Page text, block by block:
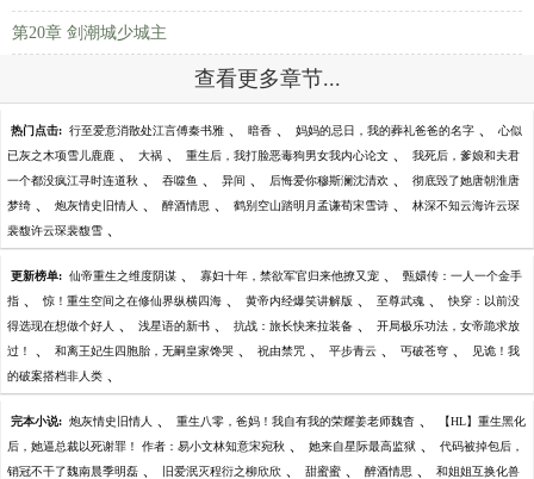
第20章 剑潮城少城主
查看更多章节...
热门点击: 行至爱意消散处江言傅秦书雅 、 暗香 、 妈妈的忌日，我的葬礼爸爸的名字 、 心似
已灰之木项雪儿鹿鹿 、 大祸 、 重生后，我打脸恶毒狗男女我内心论文 、 我死后，爹娘和夫君
一个都没疯江寻时连道秋 、 吞噬鱼 、 异间 、 后悔爱你穆斯澜沈清欢 、 彻底毁了她唐朝淮唐
梦绮 、 炮灰情史旧情人 、 醉酒情思 、 鹤别空山踏明月孟谦荀宋雪诗 、 林深不知云海许云琛
裴馥许云琛裴馥雪 、
更新榜单: 仙帝重生之维度阴谋 、 寡妇十年，禁欲军官归来他撩又宠 、 甄嬛传：一人一个金手
指 、 惊！重生空间之在修仙界纵横四海 、 黄帝内经爆笑讲解版 、 至尊武魂 、 快穿：以前没
得选现在想做个好人 、 浅星语的新书 、 抗战：旅长快来拉装备 、 开局极乐功法，女帝跪求放
过！ 、 和离王妃生四胞胎，无嗣皇家馋哭 、 祝由禁咒 、 平步青云 、 丐破苍穹 、 见诡！我
的破案搭档非人类 、
完本小说: 炮灰情史旧情人 、 重生八零，爸妈！我自有我的荣耀姜老师魏杳 、 【HL】重生黑化
后，她逼总裁以死谢罪！ 作者：易小文林知意宋宛秋 、 她来自星际最高监狱 、 代码被掉包后，
销冠不干了魏南晨季明磊 、 旧爱泯灭程衍之柳欣欣 、 甜蜜蜜 、 醉酒情思 、 和姐姐互换化兽